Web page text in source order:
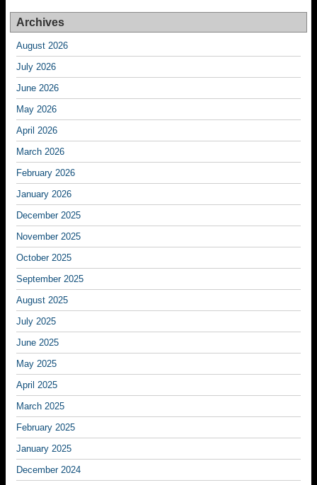
Archives
August 2026
July 2026
June 2026
May 2026
April 2026
March 2026
February 2026
January 2026
December 2025
November 2025
October 2025
September 2025
August 2025
July 2025
June 2025
May 2025
April 2025
March 2025
February 2025
January 2025
December 2024